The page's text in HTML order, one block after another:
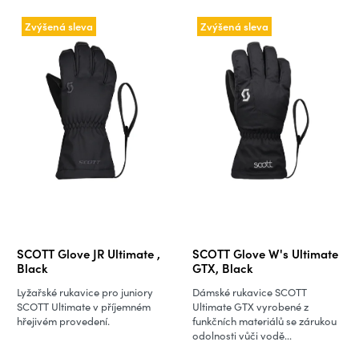
Zvýšená sleva
SCOTT Glove JR Ultimate ,
Black
Lyžařské rukavice pro juniory
SCOTT Ultimate v příjemném
hřejivém provedení.
Zvýšená sleva
SCOTT Glove W's Ultimate
GTX, Black
Dámské rukavice SCOTT
Ultimate GTX vyrobené z
funkčních materiálů se zárukou
odolnosti vůči vodě...